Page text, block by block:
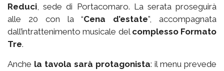
Reduci, sede di Portacomaro. La serata proseguirà
alle 20 con la “Cena d’estate”, accompagnata
dall’intrattenimento musicale del complesso Formato
Tre.
Anche la tavola sarà protagonista: il menu prevede